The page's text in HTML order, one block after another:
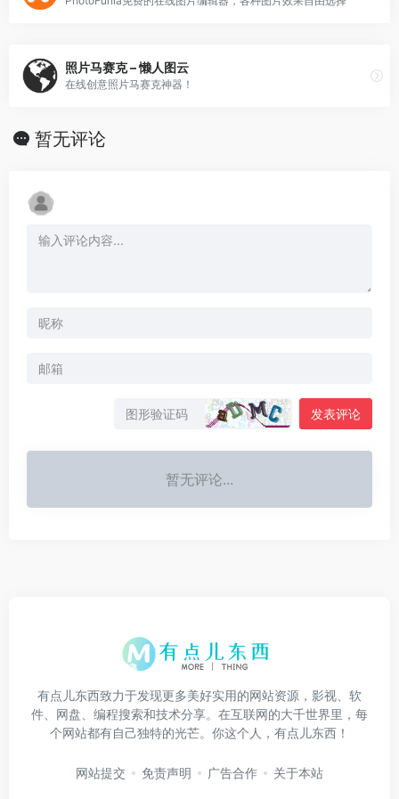
照片马赛克 – 懒人图云
在线创意照片马赛克神器！
暂无评论
发表评论
暂无评论...
有点儿东西致力于发现更多美好实用的网站资源，影视、软
件、网盘、编程搜索和技术分享。在互联网的大千世界里，每
个网站都有自己独特的光芒。你这个人，有点儿东西！
网站提交 免责声明 广告合作 关于本站